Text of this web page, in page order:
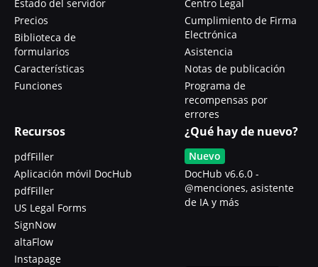
Estado del servidor
Precios
Biblioteca de
formularios
Características
Funciones
Centro Legal
Cumplimiento de Firma
Electrónica
Asistencia
Notas de publicación
Programa de
recompensas por
errores
Recursos
pdfFiller
Aplicación móvil DocHub
pdfFiller
US Legal Forms
SignNow
altaFlow
Instapage
¿Qué hay de nuevo?
Nuevo
DocHub v6.6.0 -
@menciones, asistente
de IA y más